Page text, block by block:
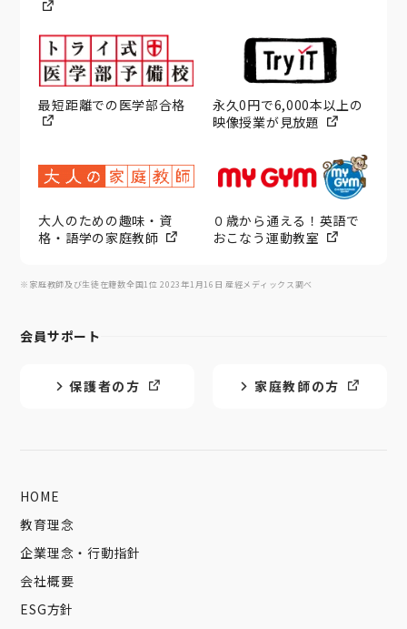
最短距離での医学部合格
永久0円で6,000本以上の
映像授業が見放題
大人のための趣味・資
格・語学の家庭教師
０歳から通える！英語で
おこなう運動教室
※家庭教師及び生徒在籍数全国1位 2023年1月16日 産經メディックス調べ
会員サポート
保護者の方 家庭教師の方
HOME
教育理念
企業理念・行動指針
会社概要
ESG方針